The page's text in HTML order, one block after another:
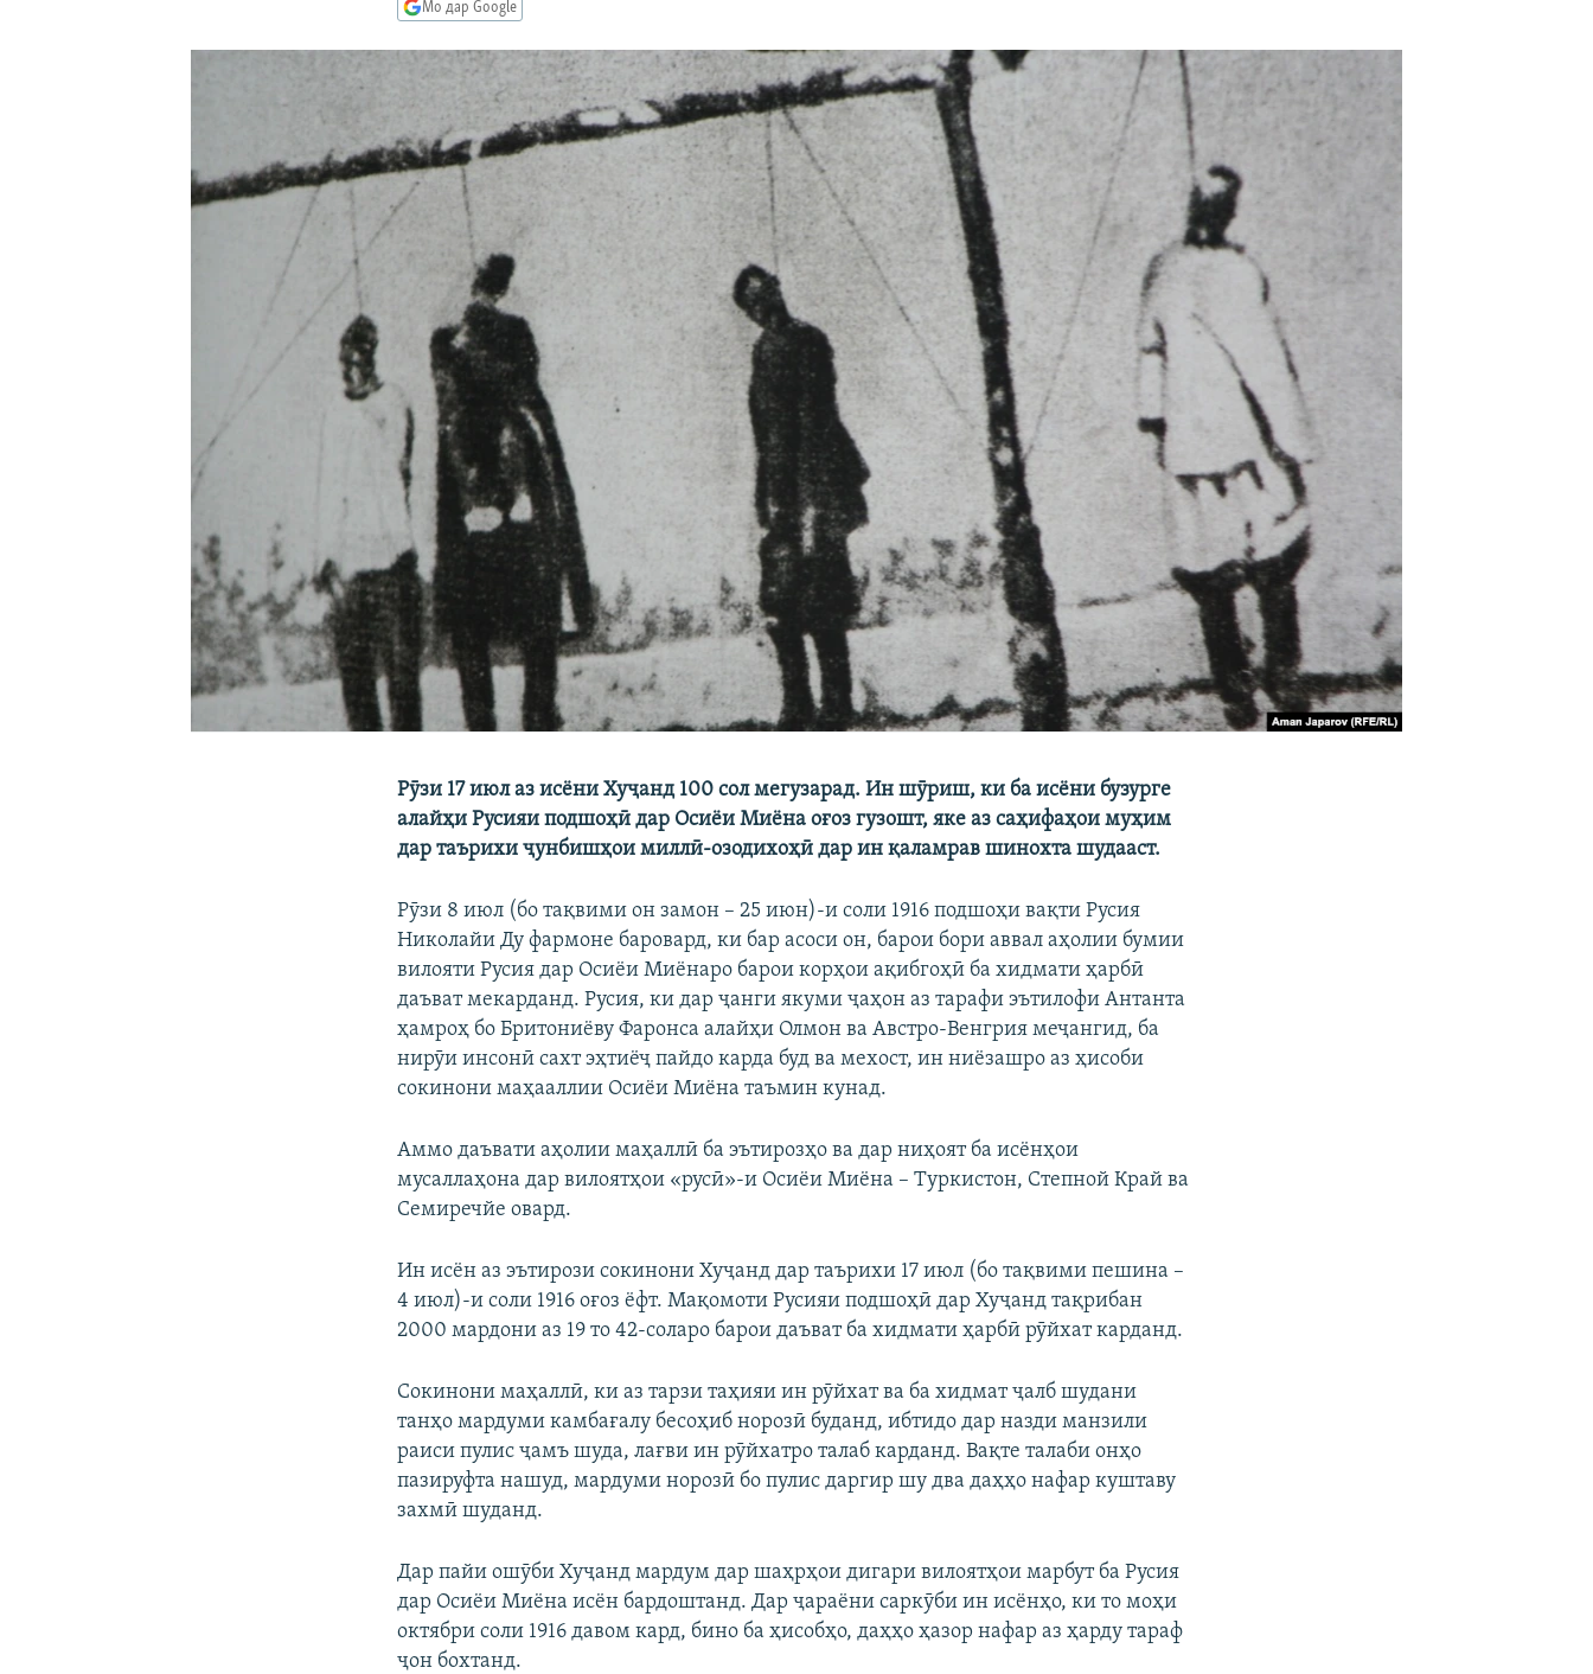
Мо дар Google
Рӯзи 17 июл аз исёни Хуҷанд 100 сол мегузарад. Ин шӯриш, ки ба исёни бузурге
алайҳи Русияи подшоҳӣ дар Осиёи Миёна оғоз гузошт, яке аз саҳифаҳои муҳим
дар таърихи ҷунбишҳои миллӣ-озодихоҳӣ дар ин қаламрав шинохта шудааст.
Рӯзи 8 июл (бо тақвими он замон – 25 июн)-и соли 1916 подшоҳи вақти Русия
Николайи Ду фармоне баровард, ки бар асоси он, барои бори аввал аҳолии бумии
вилояти Русия дар Осиёи Миёнаро барои корҳои ақибгоҳӣ ба хидмати ҳарбӣ
даъват мекарданд. Русия, ки дар ҷанги якуми ҷаҳон аз тарафи эътилофи Антанта
ҳамроҳ бо Бритониёву Фаронса алайҳи Олмон ва Австро-Венгрия меҷангид, ба
нирӯи инсонӣ сахт эҳтиёҷ пайдо карда буд ва мехост, ин ниёзашро аз ҳисоби
сокинони маҳааллии Осиёи Миёна таъмин кунад.
Аммо даъвати аҳолии маҳаллӣ ба эътирозҳо ва дар ниҳоят ба исёнҳои
мусаллаҳона дар вилоятҳои «русӣ»-и Осиёи Миёна – Туркистон, Степной Край ва
Семиречйе овард.
Ин исён аз эътирози сокинони Хуҷанд дар таърихи 17 июл (бо тақвими пешина –
4 июл)-и соли 1916 оғоз ёфт. Мақомоти Русияи подшоҳӣ дар Хуҷанд тақрибан
2000 мардони аз 19 то 42-соларо барои даъват ба хидмати ҳарбӣ рӯйхат карданд.
Сокинони маҳаллӣ, ки аз тарзи таҳияи ин рӯйхат ва ба хидмат ҷалб шудани
танҳо мардуми камбағалу бесоҳиб норозӣ буданд, ибтидо дар назди манзили
раиси пулис ҷамъ шуда, лағви ин рӯйхатро талаб карданд. Вақте талаби онҳо
пазируфта нашуд, мардуми норозӣ бо пулис даргир шу два даҳҳо нафар куштаву
захмӣ шуданд.
Дар пайи ошӯби Хуҷанд мардум дар шаҳрҳои дигари вилоятҳои марбут ба Русия
дар Осиёи Миёна исён бардоштанд. Дар ҷараёни саркӯби ин исёнҳо, ки то моҳи
октябри соли 1916 давом кард, бино ба ҳисобҳо, даҳҳо ҳазор нафар аз ҳарду тараф
ҷон бохтанд.